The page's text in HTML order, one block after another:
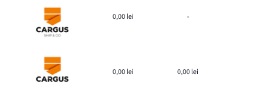
0,00 lei -
0,00 lei 0,00 lei